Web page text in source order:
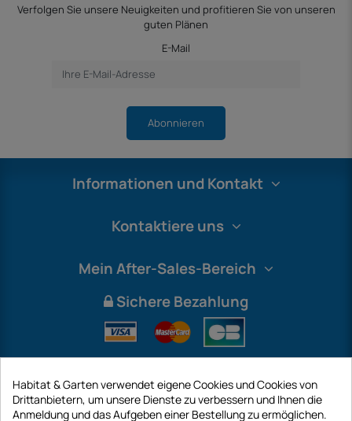
Verfolgen Sie unsere Neuigkeiten und profitieren Sie von unseren
guten Plänen
E-Mail
Abonnieren
Informationen und Kontakt
Kontaktiere uns
Mein After-Sales-Bereich
Sichere Bezahlung
Habitat & Garten verwendet eigene Cookies und Cookies von
Drittanbietern, um unsere Dienste zu verbessern und Ihnen die
Anmeldung und das Aufgeben einer Bestellung zu ermöglichen.